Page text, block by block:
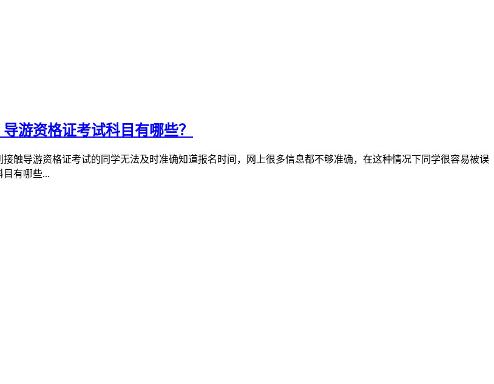
游资格证考试科目有哪些？
触导游资格证考试的同学无法及时准确知道报名时间，网上很多信息都不够准确，在这种情况下同学很容易被误
有哪些...